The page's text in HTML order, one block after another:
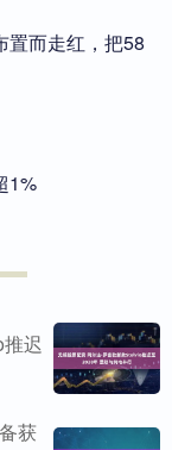
置而走红，把58
1%
迟
获